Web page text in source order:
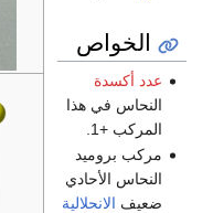
الخواص
عدد أكسدة
النحاس في هذا
المركب +1.
مركب بروميد
النحاس الأحادي
ضعيف الانحلالية